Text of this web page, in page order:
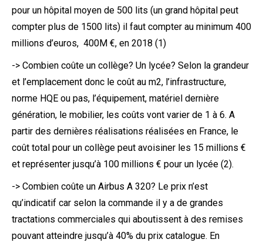
pour un hôpital moyen de 500 lits (un grand hôpital peut
compter plus de 1500 lits) il faut compter au minimum 400
millions d’euros, 400M €, en 2018 (1)
-> Combien coûte un collège? Un lycée? Selon la grandeur
et l’emplacement donc le coût au m2, l’infrastructure,
norme HQE ou pas, l’équipement, matériel dernière
génération, le mobilier, les coûts vont varier de 1 à 6. A
partir des dernières réalisations réalisées en France, le
coût total pour un collège peut avoisiner les 15 millions €
et représenter jusqu’à 100 millions € pour un lycée (2).
-> Combien coûte un Airbus A 320? Le prix n’est
qu’indicatif car selon la commande il y a de grandes
tractations commerciales qui aboutissent à des remises
pouvant atteindre jusqu’à 40% du prix catalogue. En